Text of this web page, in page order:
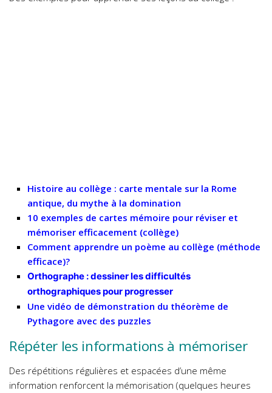
Histoire au collège : carte mentale sur la Rome
antique, du mythe à la domination
10 exemples de cartes mémoire pour réviser et
mémoriser efficacement (collège)
Comment apprendre un poème au collège (méthode
efficace)?
Orthographe : dessiner les difficultés
orthographiques pour progresser
Une vidéo de démonstration du théorème de
Pythagore avec des puzzles
Répéter les informations à mémoriser
Des répétitions régulières et espacées d’une même
information renforcent la mémorisation (quelques heures